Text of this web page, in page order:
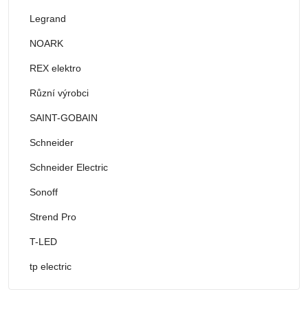
Legrand
NOARK
REX elektro
Různí výrobci
SAINT-GOBAIN
Schneider
Schneider Electric
Sonoff
Strend Pro
T-LED
tp electric